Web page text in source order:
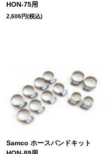
HON-75用
2,606円(税込)
Samco ホースバンドキット